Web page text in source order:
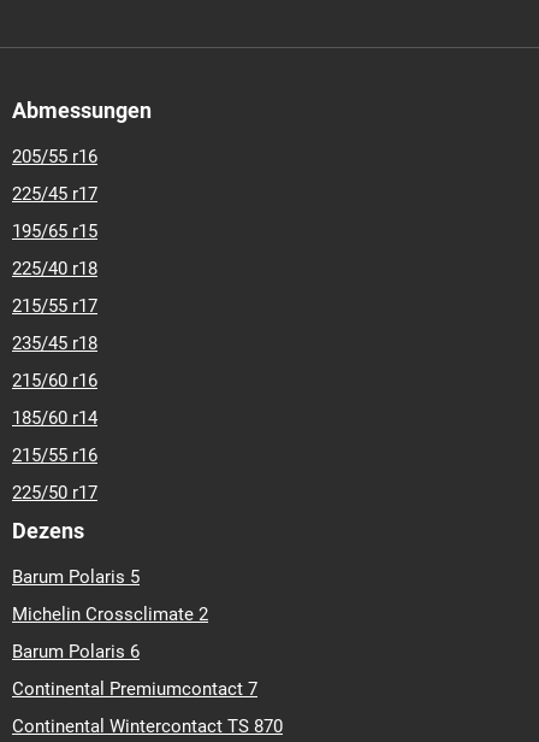
Abmessungen
205/55 r16
225/45 r17
195/65 r15
225/40 r18
215/55 r17
235/45 r18
215/60 r16
185/60 r14
215/55 r16
225/50 r17
Dezens
Barum Polaris 5
Michelin Crossclimate 2
Barum Polaris 6
Continental Premiumcontact 7
Continental Wintercontact TS 870